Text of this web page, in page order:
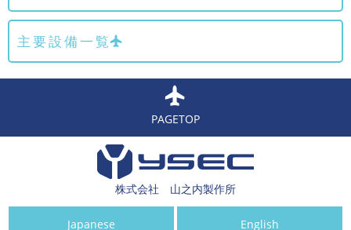
主要設備一覧
PAGETOP
株式会社 山之内製作所
Japanese English